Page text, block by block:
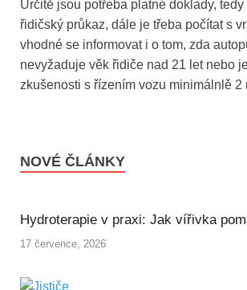
Určitě jsou potřeba platné doklady,
řidičský průkaz, dále je třeba počítat s
vhodné se informovat i o tom, zda
nevyžaduje věk řidiče nad 21 let nebo
zkušenosti s řízením vozu minimálnlě 2
NOVÉ ČLÁNKY
Hydroterapie v praxi: Jak vířivka
17 července, 2026